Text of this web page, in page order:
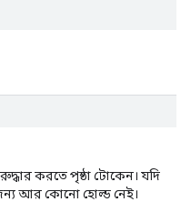
করতে পৃষ্ঠা টোকেন। যদি
আর কোনো হোল্ড নেই।